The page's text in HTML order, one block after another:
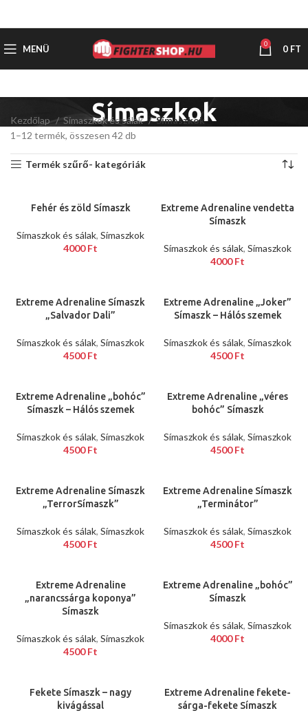
MENÜ 0 0 FT
Símaszkok
Kezdőlap Símaszkok és sálak
Símaszkok
1–12 termék, összesen 42 db
Termék szűrő- kategóriák
Fehér és zöld Símaszk
Símaszkok és sálak, Símaszkok
4000Ft
Extreme Adrenaline vendetta
Símaszk
Símaszkok és sálak, Símaszkok
4000Ft
Extreme Adrenaline Símaszk
„Salvador Dali”
Símaszkok és sálak, Símaszkok
4500Ft
Extreme Adrenaline „Joker”
Símaszk – Hálós szemek
Símaszkok és sálak, Símaszkok
4500Ft
Extreme Adrenaline „bohóc”
Símaszk – Hálós szemek
Símaszkok és sálak, Símaszkok
4500Ft
Extreme Adrenaline „véres
bohóc” Símaszk
Símaszkok és sálak, Símaszkok
4500Ft
Extreme Adrenaline Símaszk
„TerrorSímaszk”
Símaszkok és sálak, Símaszkok
4500Ft
Extreme Adrenaline Símaszk
„Terminátor”
Símaszkok és sálak, Símaszkok
4500Ft
Extreme Adrenaline
„narancssárga koponya”
Símaszk
Símaszkok és sálak, Símaszkok
4500Ft
Extreme Adrenaline „bohóc”
Símaszk
Símaszkok és sálak, Símaszkok
4000Ft
Fekete Símaszk – nagy
kivágással
Extreme Adrenaline fekete-
sárga-fekete Símaszk